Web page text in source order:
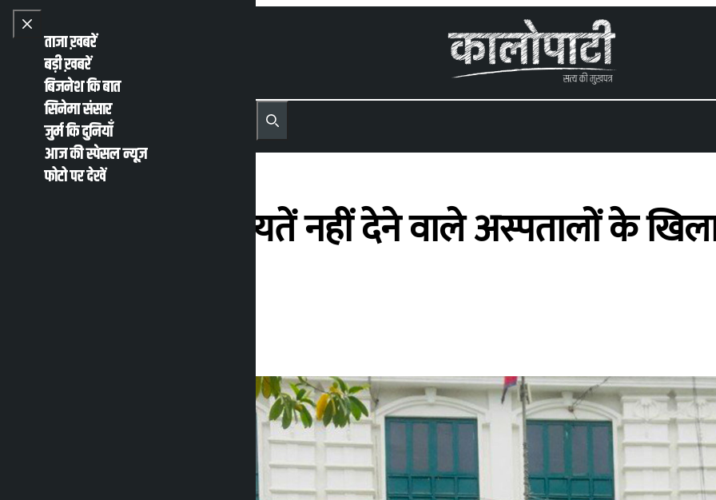
Skip to content
Close menu
ताजा ख़बरें
बड़ी ख़बरें
बिजनेश कि बात
सिनेमा संसार
जुर्म कि दुनियाँ
आज की स्पेसल न्यूज़
फोटो पर देखें
Open main menu
MENU Recent NewsTrending News
Search
गृह मंत्रालय ने रियायतें नहीं देने वाले अस्पतालों के